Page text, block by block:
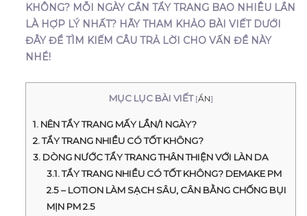
KHÔNG? MỖI NGÀY CẦN TẨY TRANG BAO NHIÊU LẦN
LÀ HỢP LÝ NHẤT? HÃY THAM KHẢO BÀI VIẾT DƯỚI
ĐÂY ĐỂ TÌM KIẾM CÂU TRẢ LỜI CHO VẤN ĐỀ NÀY
NHÉ!
MỤC LỤC BÀI VIẾT [ẨN]
1. NÊN TẨY TRANG MẤY LẦN/1 NGÀY?
2. TẨY TRANG NHIỀU CÓ TỐT KHÔNG?
3. DÒNG NƯỚC TẨY TRANG THÂN THIỆN VỚI LÀN DA
3.1. TẨY TRANG NHIỀU CÓ TỐT KHÔNG? DEMAKE PM
2.5 – LOTION LÀM SẠCH SÂU, CÂN BẰNG CHỐNG BỤI
MỊN PM 2.5